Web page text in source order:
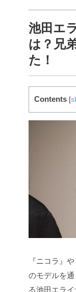
池田エ
は？兄
た！
Contents [
『ニコラ』
のモデルを
る池田エライ